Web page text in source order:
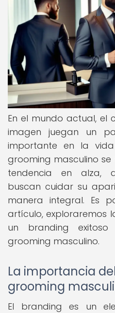
En el mundo actual, el
imagen juegan un
importante en la
grooming masculino
tendencia en alza,
buscan cuidar su
manera integral. Es
artículo, exploraremos
un branding
grooming masculino.
La importancia
grooming
El branding es un